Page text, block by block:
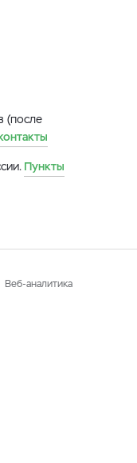
(после
Пункты
Веб-аналитика